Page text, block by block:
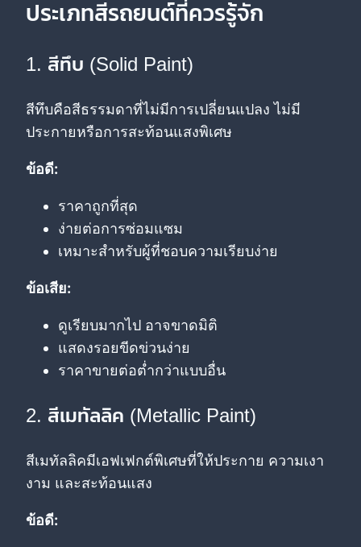
ประเภทสีรถยนต์ที่ควรรู้จัก
1. สีทึบ (Solid Paint)
สีทึบคือสีธรรมดาที่ไม่มีการเปลี่ยนแปลง ไม่มี
ประกายหรือการสะท้อนแสงพิเศษ
ข้อดี:
ราคาถูกที่สุด
ง่ายต่อการซ่อมแซม
เหมาะสำหรับผู้ที่ชอบความเรียบง่าย
ข้อเสีย:
ดูเรียบมากไป อาจขาดมิติ
แสดงรอยขีดข่วนง่าย
ราคาขายต่อต่ำกว่าแบบอื่น
2. สีเมทัลลิค (Metallic Paint)
สีเมทัลลิคมีเอฟเฟกต์พิเศษที่ให้ประกาย ความเงา
งาม และสะท้อนแสง
ข้อดี: